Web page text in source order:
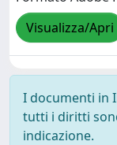
Visualizza/Apri
I documenti in
tutti i diritti
indicazione.